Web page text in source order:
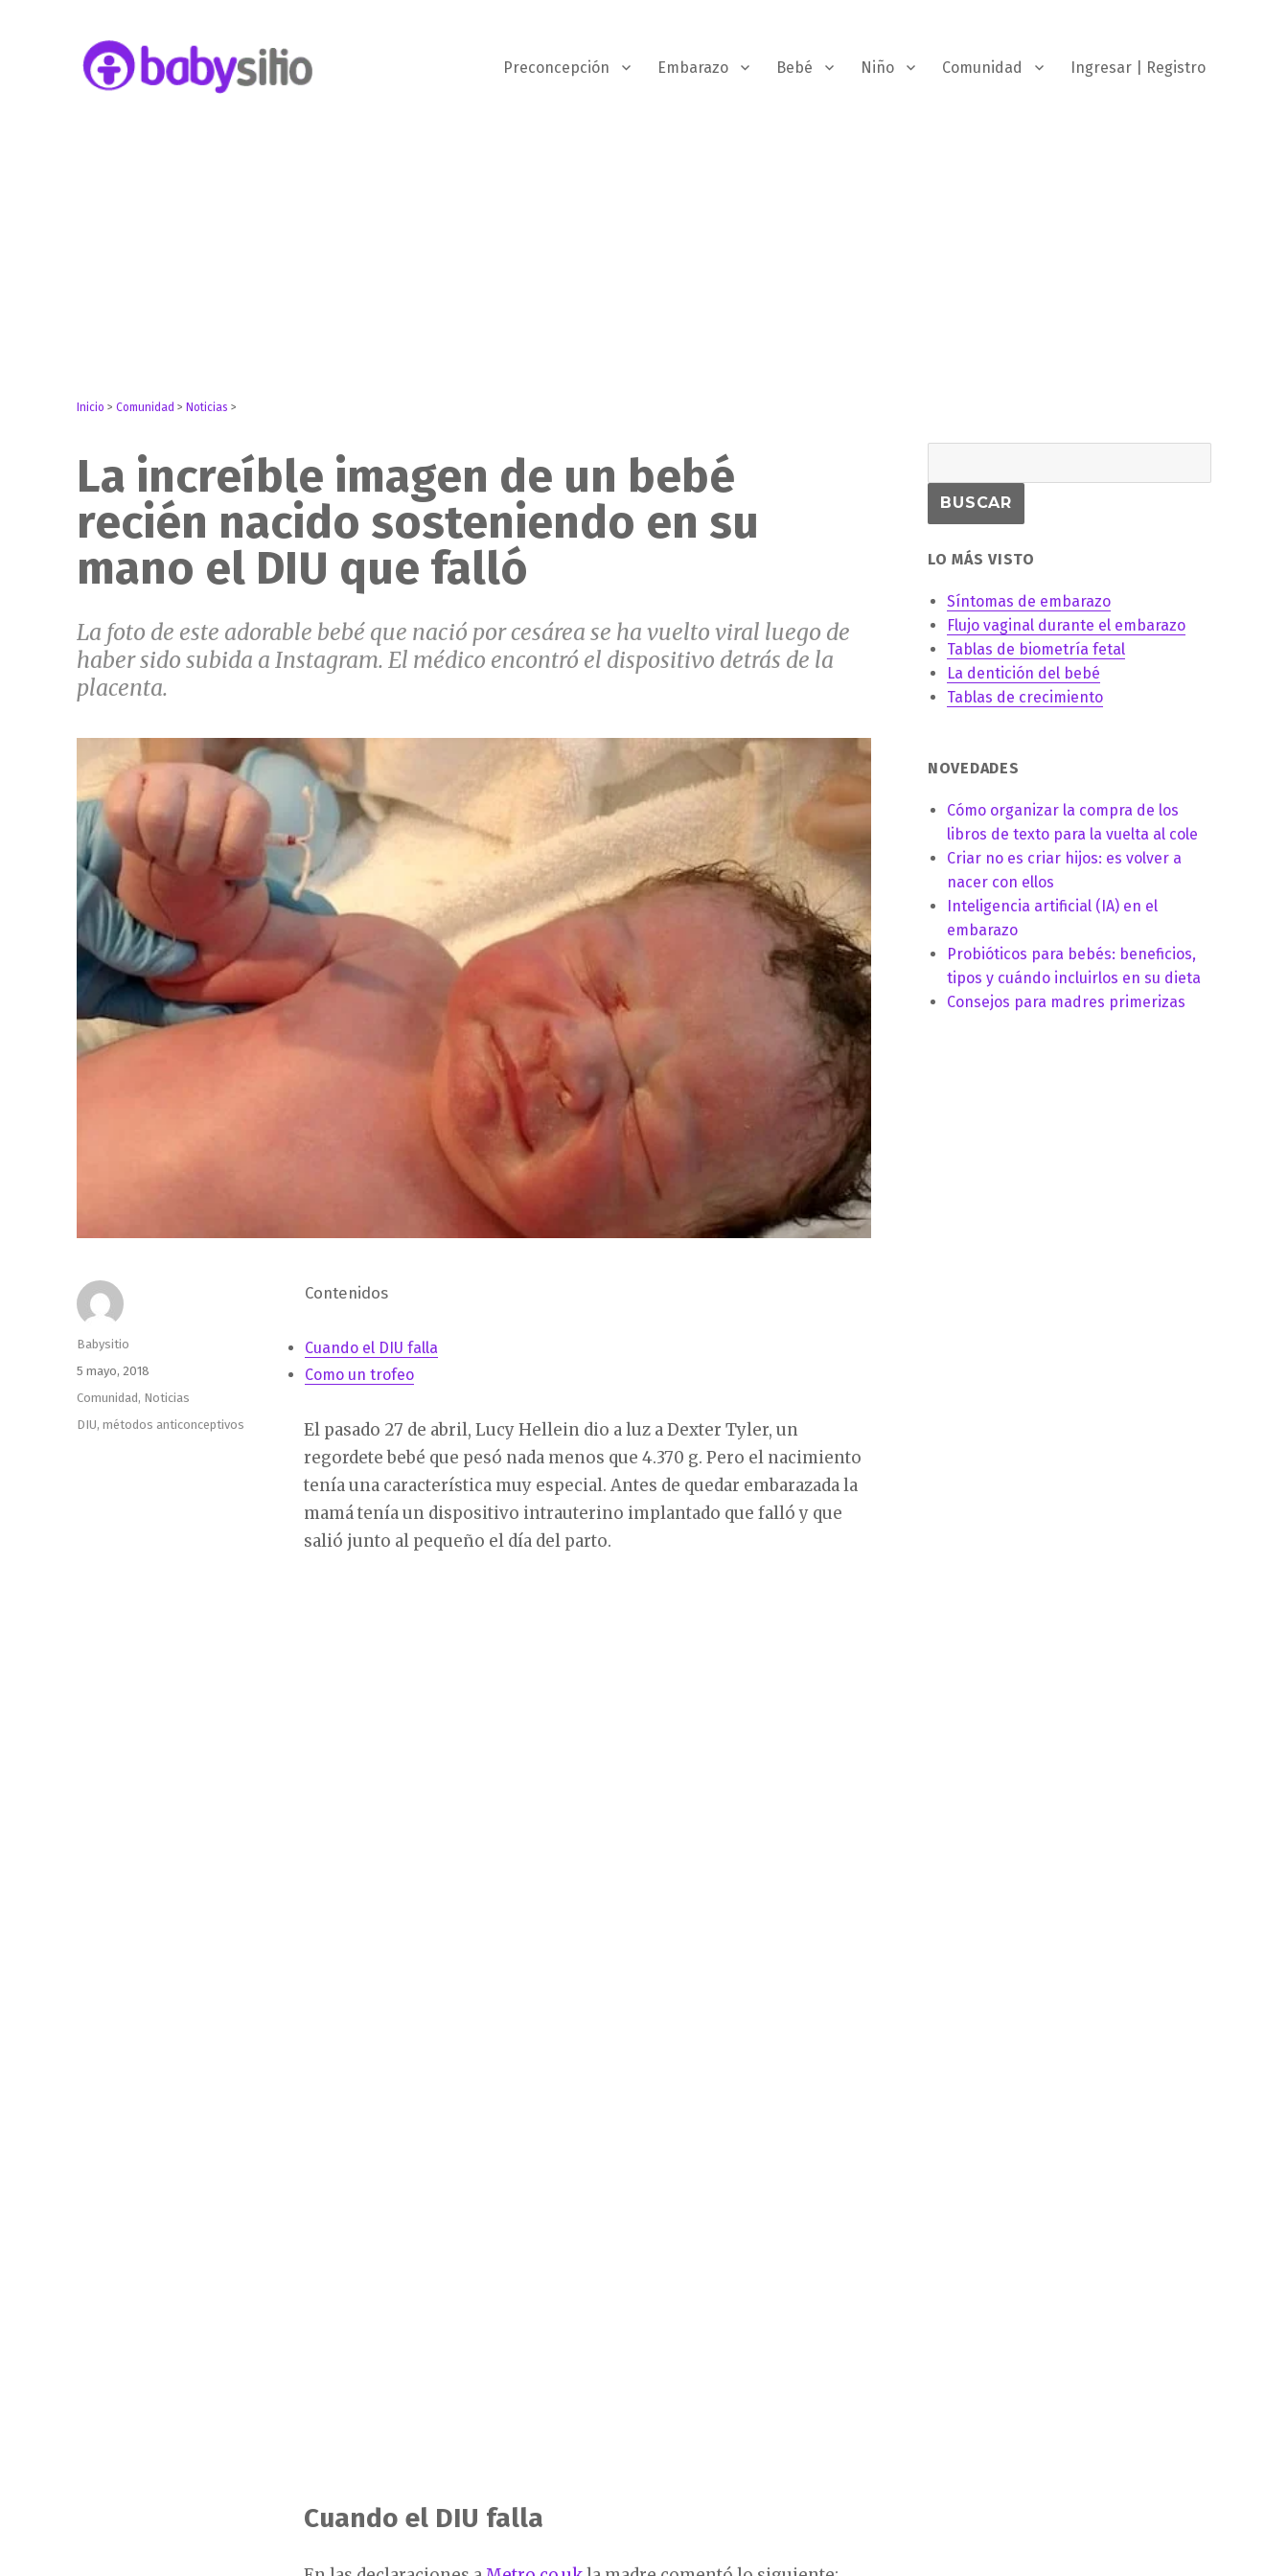
Preconcepción Embarazo Bebé Niño Comunidad Ingresar | Registro
Inicio >Comunidad > Noticias >
La increíble imagen de un bebé
recién nacido sosteniendo en su
mano el DIU que falló
La foto de este adorable bebé que nació por cesárea se ha vuelto viral luego de
haber sido subida a Instagram. El médico encontró el dispositivo detrás de la
placenta.
Contenidos
Cuando el DIU falla
Como un trofeo
El pasado 27 de abril, Lucy Hellein dio a luz a Dexter Tyler, un
regordete bebé que pesó nada menos que 4.370 g. Pero el nacimiento
tenía una característica muy especial. Antes de quedar embarazada la
mamá tenía un dispositivo intrauterino implantado que falló y que
salió junto al pequeño el día del parto.
Cuando el DIU falla
Autor
Babysitio
Publicado
5 mayo, 2018
Categorías
Comunidad, Noticias
Etiquetas
DIU,métodos anticonceptivos
LO MÁS VISTO
Síntomas de embarazo
Flujo vaginal durante el embarazo
Tablas de biometría fetal
La dentición del bebé
Tablas de crecimiento
NOVEDADES
Cómo organizar la compra de los
libros de texto para la vuelta al cole
Criar no es criar hijos: es volver a
nacer con ellos
Inteligencia artificial (IA) en el
embarazo
Probióticos para bebés: beneficios,
tipos y cuándo incluirlos en su dieta
Consejos para madres primerizas